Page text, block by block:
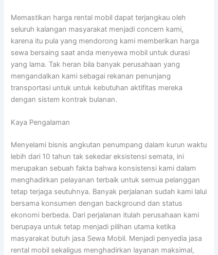
Memastikan harga rental mobil dapat terjangkau oleh
seluruh kalangan masyarakat menjadi concern kami,
karena itu pula yang mendorong kami memberikan harga
sewa bersaing saat anda menyewa mobil untuk durasi
yang lama. Tak heran bila banyak perusahaan yang
mengandalkan kami sebagai rekanan penunjang
transportasi untuk untuk kebutuhan aktifitas mereka
dengan sistem kontrak bulanan.
Kaya Pengalaman
Menyelami bisnis angkutan penumpang dalam kurun waktu
lebih dari 10 tahun tak sekedar eksistensi semata, ini
merupakan sebuah fakta bahwa konsistensi kami dalam
menghadirkan pelayanan terbaik untuk semua pelanggan
tetap terjaga seutuhnya. Banyak perjalanan sudah kami lalui
bersama konsumen dengan background dan status
ekonomi berbeda. Dari perjalanan itulah perusahaan kami
berupaya untuk tetap menjadi pilihan utama ketika
masyarakat butuh jasa Sewa Mobil. Menjadi penyedia jasa
rental mobil sekaligus menghadirkan layanan maksimal,